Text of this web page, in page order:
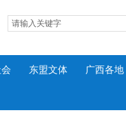
东盟文体 广西各地